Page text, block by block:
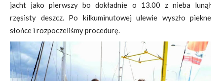
jacht jako pierwszy bo dokładnie o 13.00 z nieba lunął
rzęsisty deszcz. Po kilkuminutowej ulewie wyszło piekne
słońce i rozpoczeliśmy procedurę.